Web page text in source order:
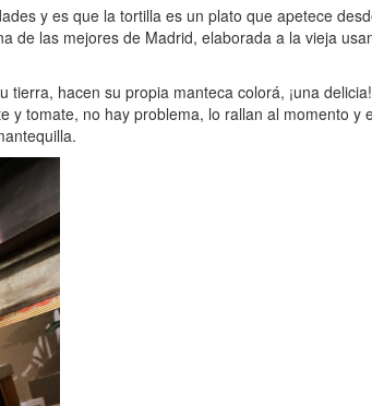
y es que la tortilla es un plato que apetece
de las mejores de Madrid, elaborada a la vieja
hacen su propia manteca colorá, ¡una
tomate, no hay problema, lo rallan al momento y